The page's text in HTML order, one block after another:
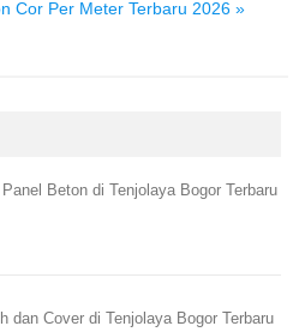
Cor Per Meter Terbaru 2026 »
Beton di Tenjolaya Bogor Terbaru
dan Cover di Tenjolaya Bogor Terbaru